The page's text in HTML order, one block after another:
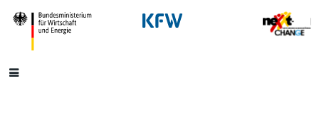
SrOnlyNavigation
Hauptmenü